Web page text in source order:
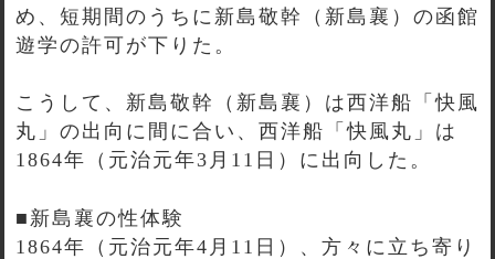
め、短期間のうちに新島敬幹（新島襄）の函館
遊学の許可が下りた。
こうして、新島敬幹（新島襄）は西洋船「快風
丸」の出向に間に合い、西洋船「快風丸」は
1864年（元治元年3月11日）に出向した。
■新島襄の性体験
1864年（元治元年4月11日）、方々に立ち寄り